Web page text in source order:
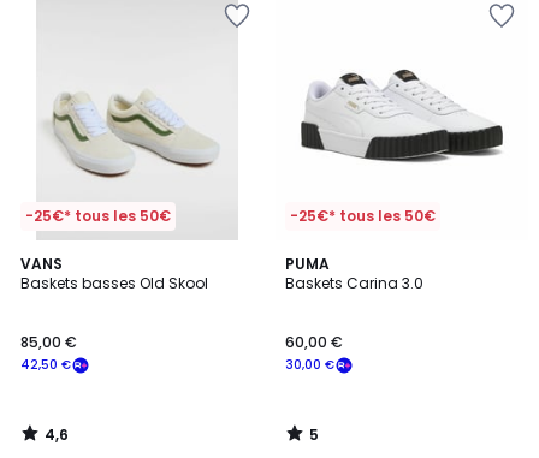
-25€* tous les 50€
VANS
Baskets basses Old Skool
42,50 €
85,00 €
4,6
/ 5
4,6
/
-25€* tous les 50€
PUMA
Baskets Carina 3.0
30,00 €
60,00 €
5
/
5
/